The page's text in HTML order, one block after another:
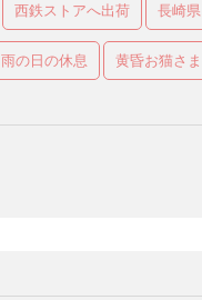
西鉄ストアへ出荷 長崎県
雨の日の休息 黄昏お猫さま